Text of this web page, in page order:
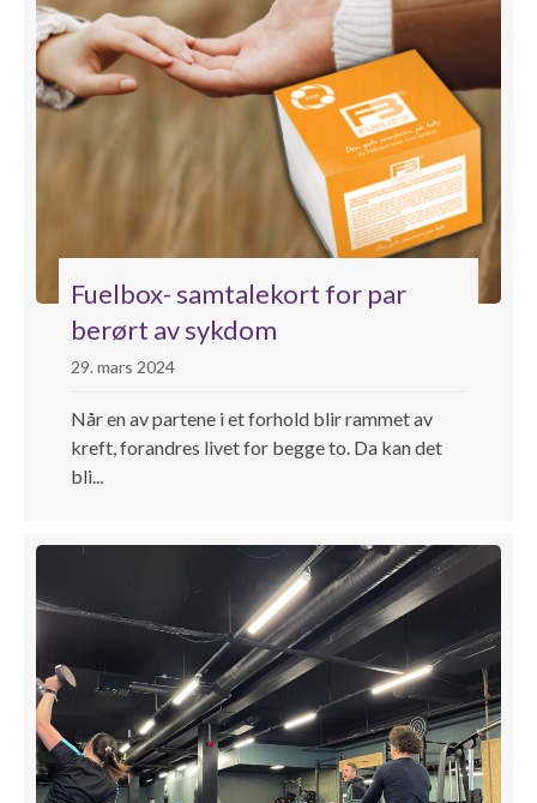
Fuelbox- samtalekort for par
berørt av sykdom
29. mars 2024
Når en av partene i et forhold blir rammet av
kreft, forandres livet for begge to. Da kan det
bli...